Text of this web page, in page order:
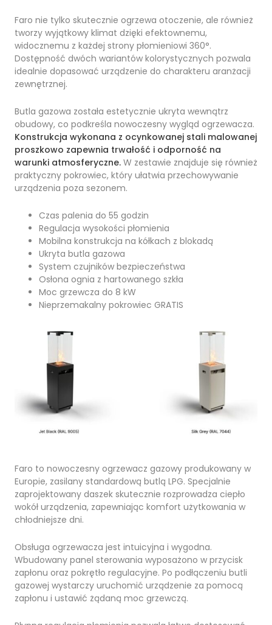
Faro nie tylko skutecznie ogrzewa otoczenie, ale również
tworzy wyjątkowy klimat dzięki efektownemu,
widocznemu z każdej strony płomieniowi 360°.
Dostępność dwóch wariantów kolorystycznych pozwala
idealnie dopasować urządzenie do charakteru aranżacji
zewnętrznej.
Butla gazowa została estetycznie ukryta wewnątrz
obudowy, co podkreśla nowoczesny wygląd ogrzewacza.
Konstrukcja wykonana z ocynkowanej stali malowanej
proszkowo zapewnia trwałość i odporność na
warunki atmosferyczne. W zestawie znajduje się również
praktyczny pokrowiec, który ułatwia przechowywanie
urządzenia poza sezonem.
Czas palenia do 55 godzin
Regulacja wysokości płomienia
Mobilna konstrukcja na kółkach z blokadą
Ukryta butla gazowa
System czujników bezpieczeństwa
Osłona ognia z hartowanego szkła
Moc grzewcza do 8 kW
Nieprzemakalny pokrowiec GRATIS
Faro to nowoczesny ogrzewacz gazowy produkowany w
Europie, zasilany standardową butlą LPG. Specjalnie
zaprojektowany daszek skutecznie rozprowadza ciepło
wokół urządzenia, zapewniając komfort użytkowania w
chłodniejsze dni.
Obsługa ogrzewacza jest intuicyjna i wygodna.
Wbudowany panel sterowania wyposażono w przycisk
zapłonu oraz pokrętło regulacyjne. Po podłączeniu butli
gazowej wystarczy uruchomić urządzenie za pomocą
zapłonu i ustawić żądaną moc grzewczą.